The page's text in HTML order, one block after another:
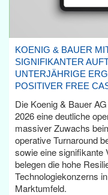
KOENIG & BAUER
SIGNIFIKANTER
UNTERJÄHRIGE
POSITIVER FREE
Die Koenig & Bauer
2026 eine deutliche
massiver Zuwachs
operative Turnaround
sowie eine signifikante
belegen die hohe
Technologiekonzerns
Marktumfeld.